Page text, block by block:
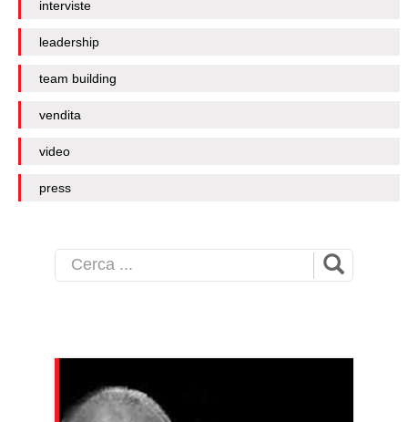
interviste
leadership
team building
vendita
video
press